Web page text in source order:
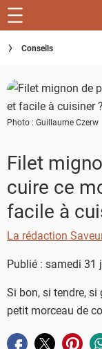
Skip
to
main
Recettes
Inspirations
Conseils
Actus
Guide d'achat
Conseils
Photo : Guillaume Czerw
Filet
cuire ce
facile à
La rédaction
Publié : samedi 31
Si bon, si tendre,
petit morceau de
Partager surPartager sur